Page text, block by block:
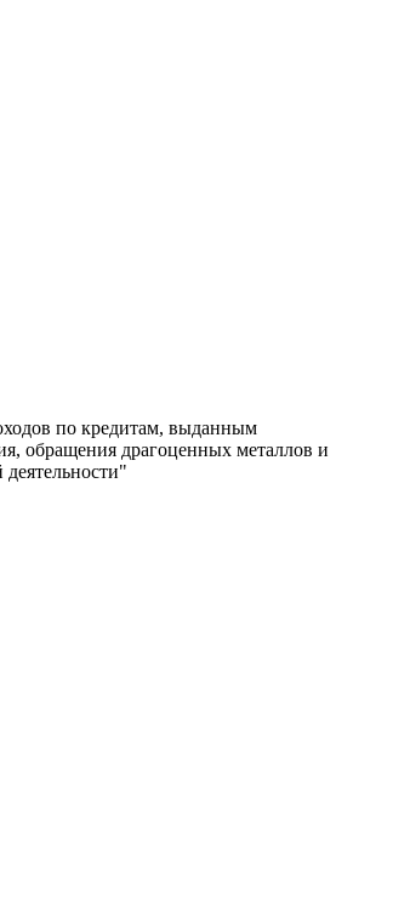
по кредитам, выданным
обращения драгоценных металлов и